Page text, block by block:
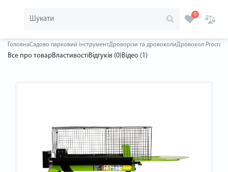
0
ГоловнаСадово парковий інструментДроворізи та дровоколиДровокол Procraft
Все про товарВластивостіВідгуків (0)Відео (1)